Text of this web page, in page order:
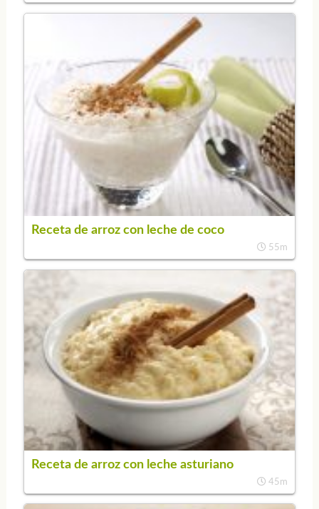
Receta de arroz con leche de coco
55m
Receta de arroz con leche asturiano
45m